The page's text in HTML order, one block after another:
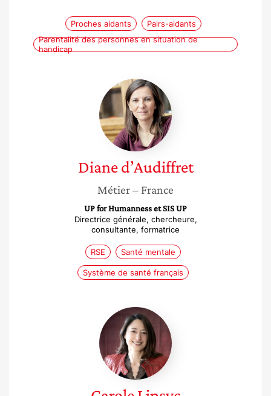
Proches aidants
Pairs-aidants
Parentalité des personnes en situation de
handicap
Diane
d’Audiffret
Diane d’Audiffret
Métier– France
UP for Humanness et SIS UP
Directrice générale, chercheure,
consultante, formatrice
RSE Santé mentale
Système de santé français
Carole
Lipsyc